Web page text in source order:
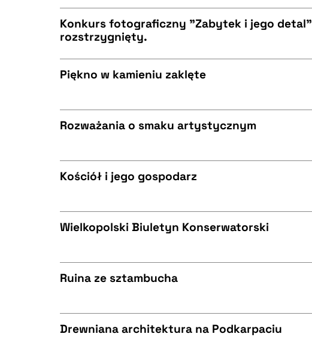
BIBTEX
BIBTEX
BIBTEX
Konkurs fotograficzny "Zabytek i jego detal"
rozstrzygnięty.
BIBTEX
Piękno w kamieniu zaklęte
BIBTEX
Rozważania o smaku artystycznym
BIBTEX
Kościół i jego gospodarz
Wielkopolski Biuletyn Konserwatorski
Ruina ze sztambucha
Drewniana architektura na Podkarpaciu